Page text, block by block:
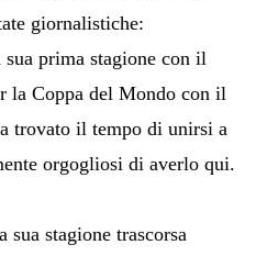
giornalistiche:
prima stagione con il
la Coppa del Mondo con il
trovato il tempo di unirsi a
orgogliosi di averlo qui.
stagione trascorsa